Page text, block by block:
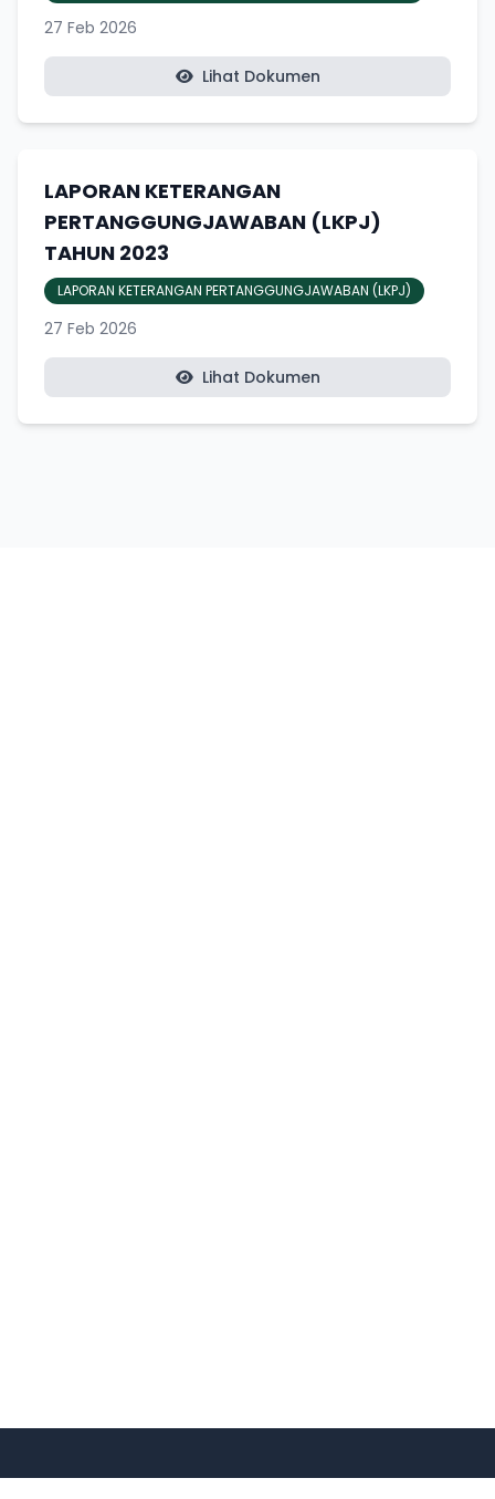
27 Feb 2026
Lihat Dokumen
LAPORAN KETERANGAN
PERTANGGUNGJAWABAN (LKPJ)
TAHUN 2023
LAPORAN KETERANGAN PERTANGGUNGJAWABAN (LKPJ)
27 Feb 2026
Lihat Dokumen